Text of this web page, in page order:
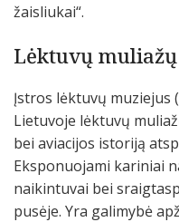
žaisliukai“.
Lėktuvų
Įstros lėktuvų muziejus
Lietuvoje lėktuvų
bei aviacijos istoriją
Eksponuojami kariniai
naikintuvai bei
pusėje. Yra galimybė